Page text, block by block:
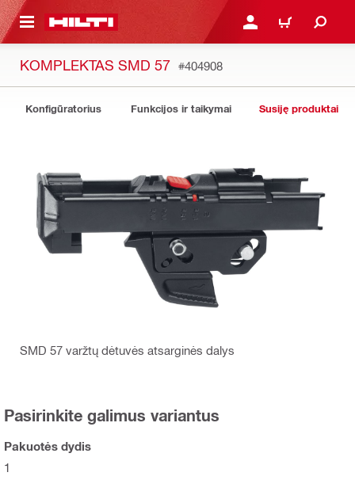
TURINIO PRISIJUNGTI ARBA
PIRKINIŲ
KOMPLEKTAS SMD 57 #404908
Konfigūratorius Funkcijos ir taikymai Susiję produktai
SMD 57 varžtų dėtuvės atsarginės dalys
Pasirinkite galimus variantus
Pakuotės dydis
1